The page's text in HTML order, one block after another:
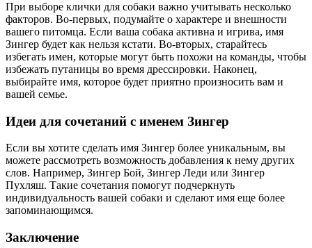
При выборе клички для собаки важно учитывать несколько
факторов. Во-первых, подумайте о характере и внешности
вашего питомца. Если ваша собака активна и игрива, имя
Зингер будет как нельзя кстати. Во-вторых, старайтесь
избегать имен, которые могут быть похожи на команды, чтобы
избежать путаницы во время дрессировки. Наконец,
выбирайте имя, которое будет приятно произносить вам и
вашей семье.
Идеи для сочетаний с именем Зингер
Если вы хотите сделать имя Зингер более уникальным, вы
можете рассмотреть возможность добавления к нему других
слов. Например, Зингер Бой, Зингер Леди или Зингер
Пухляш. Такие сочетания помогут подчеркнуть
индивидуальность вашей собаки и сделают имя еще более
запоминающимся.
Заключение